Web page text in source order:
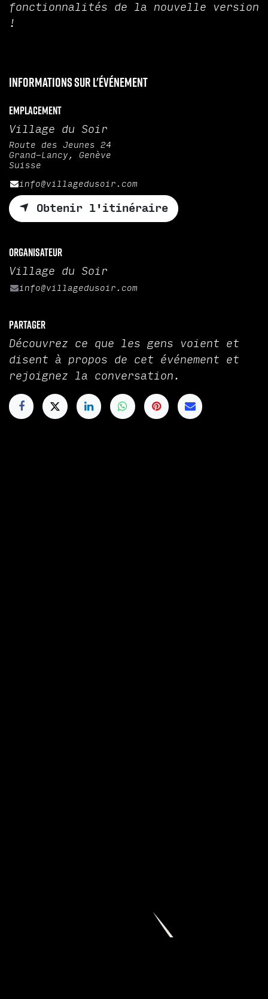
fonctionnalités de la nouvelle version
!
Informations sur l'événement
Emplacement
Village du Soir
Route des Jeunes 24
Grand-Lancy, Genève
Suisse
info@villagedusoir.com
Obtenir l'itinéraire
Organisateur
Village du Soir
info@villagedusoir.com
Partager
Découvrez ce que les gens voient et
disent à propos de cet événement et
rejoignez la conversation.